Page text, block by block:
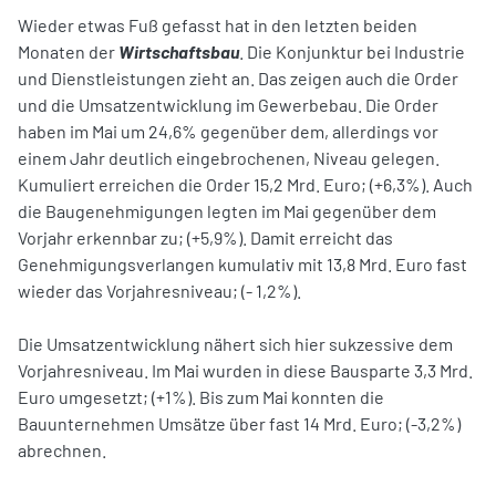
Wieder etwas Fuß gefasst hat in den letzten beiden
Monaten der Wirtschaftsbau. Die Konjunktur bei Industrie
und Dienstleistungen zieht an. Das zeigen auch die Order
und die Umsatzentwicklung im Gewerbebau. Die Order
haben im Mai um 24,6% gegenüber dem, allerdings vor
einem Jahr deutlich eingebrochenen, Niveau gelegen.
Kumuliert erreichen die Order 15,2 Mrd. Euro; (+6,3%). Auch
die Baugenehmigungen legten im Mai gegenüber dem
Vorjahr erkennbar zu; (+5,9%). Damit erreicht das
Genehmigungsverlangen kumulativ mit 13,8 Mrd. Euro fast
wieder das Vorjahresniveau; (- 1,2%).
Die Umsatzentwicklung nähert sich hier sukzessive dem
Vorjahresniveau. Im Mai wurden in diese Bausparte 3,3 Mrd.
Euro umgesetzt; (+1%). Bis zum Mai konnten die
Bauunternehmen Umsätze über fast 14 Mrd. Euro; (-3,2%)
abrechnen.